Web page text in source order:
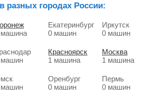
разных городах России:
машина
Екатеринбург
0 машин
Иркутск
0 машин
Красноярск
1 машина
Москва
1 машина
Оренбург
0 машин
Пермь
0 машин